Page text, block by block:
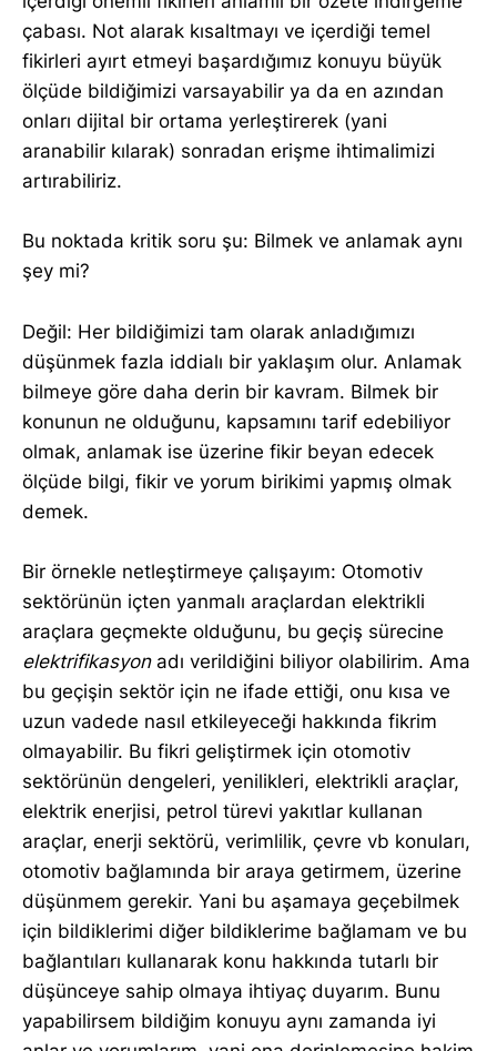
çabası. Not alarak kısaltmayı ve içerdiği temel
fikirleri ayırt etmeyi başardığımız konuyu büyük
ölçüde bildiğimizi varsayabilir ya da en azından
onları dijital bir ortama yerleştirerek (yani
aranabilir kılarak) sonradan erişme ihtimalimizi
artırabiliriz.
Bu noktada kritik soru şu: Bilmek ve anlamak aynı
şey mi?
Değil: Her bildiğimizi tam olarak anladığımızı
düşünmek fazla iddialı bir yaklaşım olur. Anlamak
bilmeye göre daha derin bir kavram. Bilmek bir
konunun ne olduğunu, kapsamını tarif edebiliyor
olmak, anlamak ise üzerine fikir beyan edecek
ölçüde bilgi, fikir ve yorum birikimi yapmış olmak
demek.
Bir örnekle netleştirmeye çalışayım: Otomotiv
sektörünün içten yanmalı araçlardan elektrikli
araçlara geçmekte olduğunu, bu geçiş sürecine
elektrifikasyonadı verildiğini biliyor olabilirim. Ama
bu geçişin sektör için ne ifade ettiği, onu kısa ve
uzun vadede nasıl etkileyeceği hakkında fikrim
olmayabilir. Bu fikri geliştirmek için otomotiv
sektörünün dengeleri, yenilikleri, elektrikli araçlar,
elektrik enerjisi, petrol türevi yakıtlar kullanan
araçlar, enerji sektörü, verimlilik, çevre vb konuları,
otomotiv bağlamında bir araya getirmem, üzerine
düşünmem gerekir. Yani bu aşamaya geçebilmek
için bildiklerimi diğer bildiklerime bağlamam ve bu
bağlantıları kullanarak konu hakkında tutarlı bir
düşünceye sahip olmaya ihtiyaç duyarım. Bunu
yapabilirsem bildiğim konuyu aynı zamanda iyi